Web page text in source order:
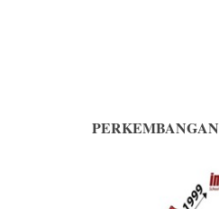
PERKEMBANGAN